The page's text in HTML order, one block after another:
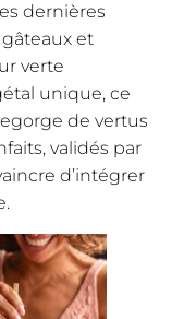
dernières
et
verte
unique, ce
de vertus
validés par
d’intégrer